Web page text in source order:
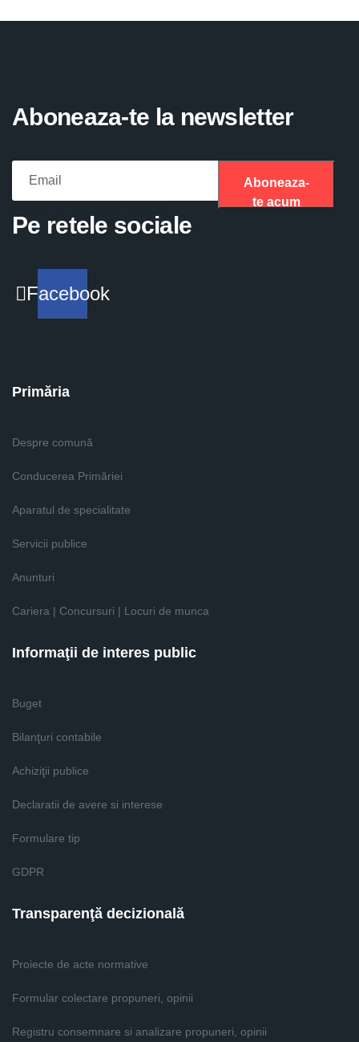
Aboneaza-te la newsletter
Aboneaza-
te acum
Pe retele sociale
Facebook
Primăria
Despre comună
Conducerea Primăriei
Aparatul de specialitate
Servicii publice
Anunturi
Cariera | Concursuri | Locuri de munca
Informaţii de interes public
Buget
Bilanţuri contabile
Achiziţii publice
Declaratii de avere si interese
Formulare tip
GDPR
Transparenţă decizională
Proiecte de acte normative
Formular colectare propuneri, opinii
Registru consemnare si analizare propuneri, opinii